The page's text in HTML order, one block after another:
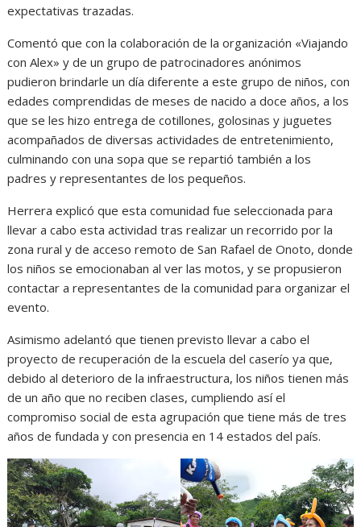
expectativas trazadas.
Comentó que con la colaboración de la organización «Viajando
con Alex» y de un grupo de patrocinadores anónimos
pudieron brindarle un día diferente a este grupo de niños, con
edades comprendidas de meses de nacido a doce años, a los
que se les hizo entrega de cotillones, golosinas y juguetes
acompañados de diversas actividades de entretenimiento,
culminando con una sopa que se repartió también a los
padres y representantes de los pequeños.
Herrera explicó que esta comunidad fue seleccionada para
llevar a cabo esta actividad tras realizar un recorrido por la
zona rural y de acceso remoto de San Rafael de Onoto, donde
los niños se emocionaban al ver las motos, y se propusieron
contactar a representantes de la comunidad para organizar el
evento.
Asimismo adelantó que tienen previsto llevar a cabo el
proyecto de recuperación de la escuela del caserío ya que,
debido al deterioro de la infraestructura, los niños tienen más
de un año que no reciben clases, cumpliendo así el
compromiso social de esta agrupación que tiene más de tres
años de fundada y con presencia en 14 estados del país.